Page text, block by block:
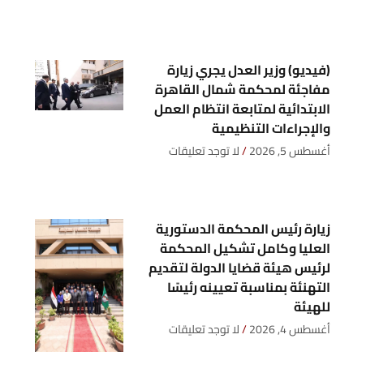
(فيديو) وزير العدل يجري زيارة
مفاجئة لمحكمة شمال القاهرة
الابتدائية لمتابعة انتظام العمل
والإجراءات التنظيمية
أغسطس 5, 2026 لا توجد تعليقات
زيارة رئيس المحكمة الدستورية
العليا وكامل تشكيل المحكمة
لرئيس هيئة قضايا الدولة لتقديم
التهنئة بمناسبة تعيينه رئيسًا
للهيئة
أغسطس 4, 2026 لا توجد تعليقات